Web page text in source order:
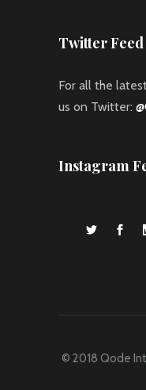
Twitter Feed
For all the
us on Twitter:
Instagram
© 2018 Qode